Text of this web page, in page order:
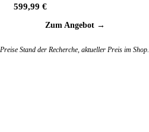
599,99 €
Zum Angebot →
Preise Stand der Recherche, aktueller Preis im Shop.